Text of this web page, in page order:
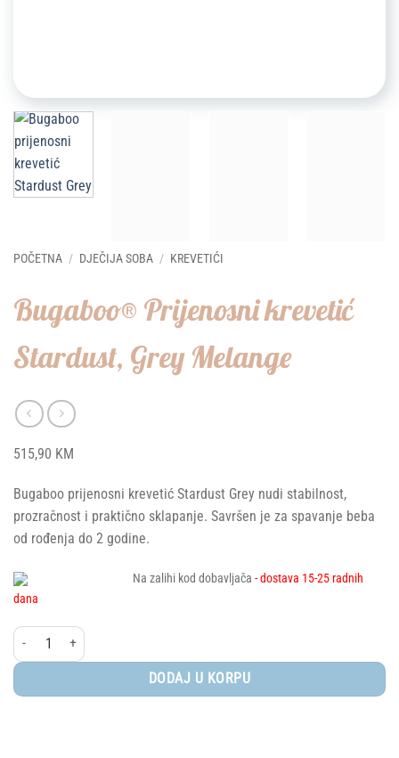
POČETNA / DJEČIJA SOBA / KREVETIĆI
Bugaboo® Prijenosni krevetić
Stardust, Grey Melange
515,90 KM
Bugaboo prijenosni krevetić Stardust Grey nudi stabilnost,
prozračnost i praktično sklapanje. Savršen je za spavanje beba
od rođenja do 2 godine.
Na zalihi kod dobavljača - dostava 15-25 radnih
dana
Bugaboo® Prijenosni krevetić Stardust, Grey Melange količina
DODAJ U KORPU